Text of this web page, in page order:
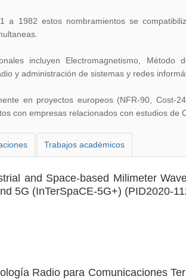
a 1982 estos nombramientos se
incluyen Electromagnetismo, Método
y administración de sistemas y redes
en proyectos europeos (NFR-90, Cost-
con empresas relacionados con estudios de
Trabajos académicos
and Space-based Milimeter
5G (InTerSpaCE-5G+) (PID2020-
Radio para Comunicaciones